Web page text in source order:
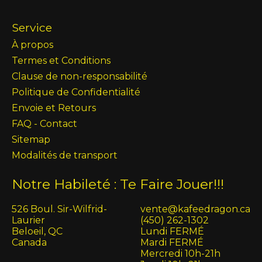
Service
À propos
Termes et Conditions
Clause de non-responsabilité
Politique de Confidentialité
Envoie et Retours
FAQ - Contact
Sitemap
Modalités de transport
Notre Habileté : Te Faire Jouer!!!
526 Boul. Sir-Wilfrid-
Laurier
Beloeil, QC
Canada
vente@kafeedragon.ca
(450) 262-1302
Lundi FERMÉ
Mardi FERMÉ
Mercredi 10h-21h